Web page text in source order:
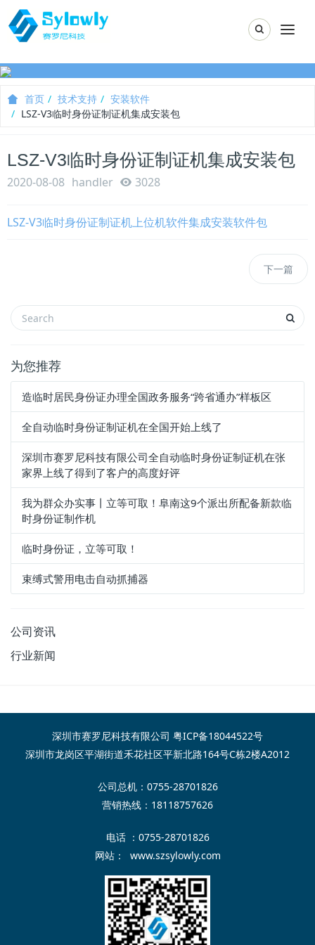
Toggle
首页 技术支持
安装软件
LSZ-V3临时身份证制证机集成安装包
LSZ-V3临时身份证制证机集成安装包
2020-08-08 handler 3028
LSZ-V3临时身份证制证机上位机软件集成安装软件包
下一篇
为您推荐
造临时居民身份证办理全国政务服务“跨省通办”样板区​
全自动临时身份证制证机在全国开始上线了
深圳市赛罗尼科技有限公司全自动临时身份证制证机在张
家界上线了得到了客户的高度好评
我为群众办实事丨立等可取！阜南这9个派出所配备新款临
时身份证制作机
临时身份证，立等可取！
束缚式警用电击自动抓捕器
公司资讯
行业新闻
深圳市赛罗尼科技有限公司 粤ICP备18044522号
深圳市龙岗区平湖街道禾花社区平新北路164号C栋2楼A2012
公司总机：0755-28701826
营销热线：18118757626
电话 ：0755-28701826
网站： www.szsylowly.com